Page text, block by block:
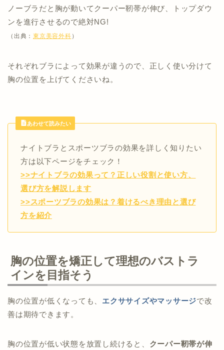
ノーブラだと胸が動いてクーパー靭帯が伸び、トップダウ
ンを進行させるので絶対NG!
（出典：東京美容外科 ）
それぞれブラによって効果が違うので、正しく使い分けて
胸の位置を上げてくださいね。
あわせて読みたい
ナイトブラとスポーツブラの効果を詳しく知りたい
方は以下ページをチェック！
>>ナイトブラの効果って？正しい役割と使い方、
選び方を解説します
>>スポーツブラの効果は？着けるべき理由と選び
方を紹介
胸の位置を矯正して理想のバストラ
インを目指そう
胸の位置が低くなっても、 エクササイズやマッサージで改
善は期待できます。
胸の位置が低い状態を放置し続けると、 クーパー靭帯が伸